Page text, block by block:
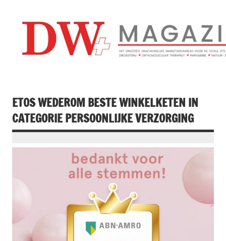
inhoud
ETOS WEDEROM BESTE WINKELKETEN IN
CATEGORIE PERSOONLIJKE VERZORGING